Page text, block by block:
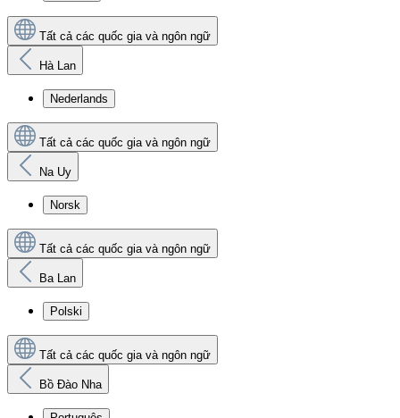
Tất cả các quốc gia và ngôn ngữ
Hà Lan
Nederlands
Tất cả các quốc gia và ngôn ngữ
Na Uy
Norsk
Tất cả các quốc gia và ngôn ngữ
Ba Lan
Polski
Tất cả các quốc gia và ngôn ngữ
Bồ Đào Nha